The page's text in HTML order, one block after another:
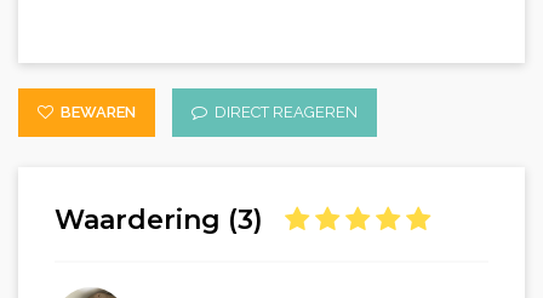
BEWAREN DIRECT REAGEREN
Waardering (3)